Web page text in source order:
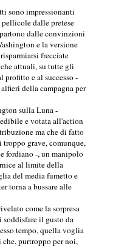
sono impressionanti
dalle pretese
dalle convinzioni
e la versione
frecciate
attuali, su tutte gli
e al successo -
della campagna per
sulla Luna -
e votata all'action
ma che di fatto
grave, comunque,
fordiano -, un manipolo
al limite della
del media fumetto e
torna a bussare alle
come la sorpresa
il gusto da
tempo, quella voglia
che, purtroppo per noi,